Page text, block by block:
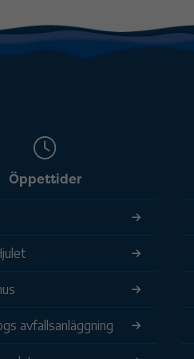
Öppettider
avfallsanläggning